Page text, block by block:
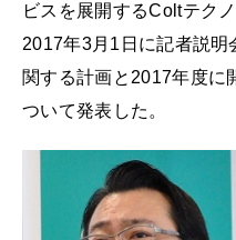
ビスを展開するColtテク
2017年3月1日に記者説明
関する計画と2017年度に
ついて発表した。